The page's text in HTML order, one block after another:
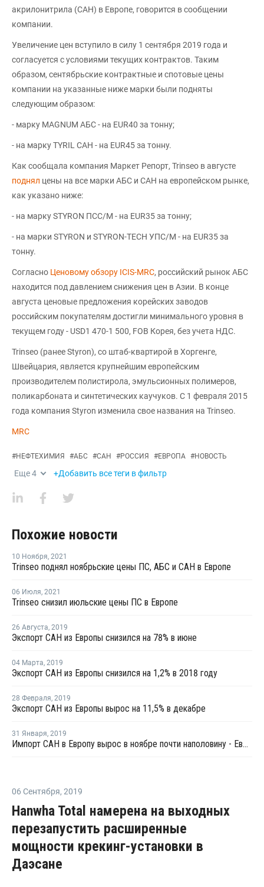
акрилонитрила (САН) в Европе, говорится в сообщении
компании.
Увеличение цен вступило в силу 1 сентября 2019 года и
согласуется с условиями текущих контрактов. Таким
образом, сентябрьские контрактные и спотовые цены
компании на указанные ниже марки были подняты
следующим образом:
- марку MAGNUM АБС - на EUR40 за тонну;
- на марку TYRIL САН - на EUR45 за тонну.
Как сообщала компания Маркет Репорт, Trinseo в августе
поднял цены на все марки АБС и САН на европейском рынке,
как указано ниже:
- на марку STYRON ПСС/М - на EUR35 за тонну;
- на марки STYRON и STYRON-TECH УПС/М - на EUR35 за
тонну.
Согласно Ценовому обзору ICIS-MRC, российский рынок АБС
находится под давлением снижения цен в Азии. В конце
августа ценовые предложения корейских заводов
российским покупателям достигли минимального уровня в
текущем году - USD1 470-1 500, FOB Корея, без учета НДС.
Trinseo (ранее Styron), со штаб-квартирой в Хоргенге,
Швейцария, является крупнейшим европейским
производителем полистирола, эмульсионных полимеров,
поликарбоната и синтетических каучуков. С 1 февраля 2015
года компания Styron изменила свое названия на Trinseo.
MRC
#НЕФТЕХИМИЯ #АБС #САН #РОССИЯ #ЕВРОПА #НОВОСТЬ
Еще4 +Добавить все теги в фильтр
Похожие новости
10 Ноября, 2021
Trinseo поднял ноябрьские цены ПС, АБС и САН в Европе
06 Июля, 2021
Trinseo снизил июльские цены ПС в Европе
26 Августа, 2019
Экспорт САН из Европы снизился на 78% в июне
04 Марта, 2019
Экспорт САН из Европы снизился на 1,2% в 2018 году
28 Февраля, 2019
Экспорт САН из Европы вырос на 11,5% в декабре
31 Января, 2019
Импорт САН в Европу вырос в ноябре почти наполовину - Евростат
06 Сентября, 2019
Hanwha Total намерена на выходных
перезапустить расширенные
мощности крекинг-установки в
Даэсане